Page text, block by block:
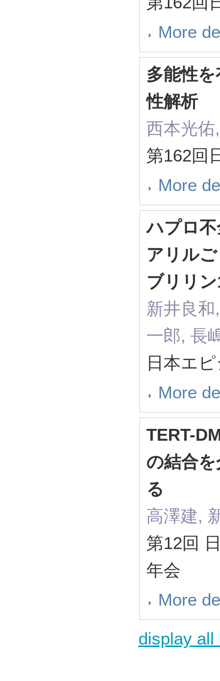
More
多能性
性解析
西本光
第162回
More
ハプロ
アリル
ブリリ
新井良
一郎, 長
日本エ
More
TERT-
の結合
る
高澤建,
第12回
年会
More
display all